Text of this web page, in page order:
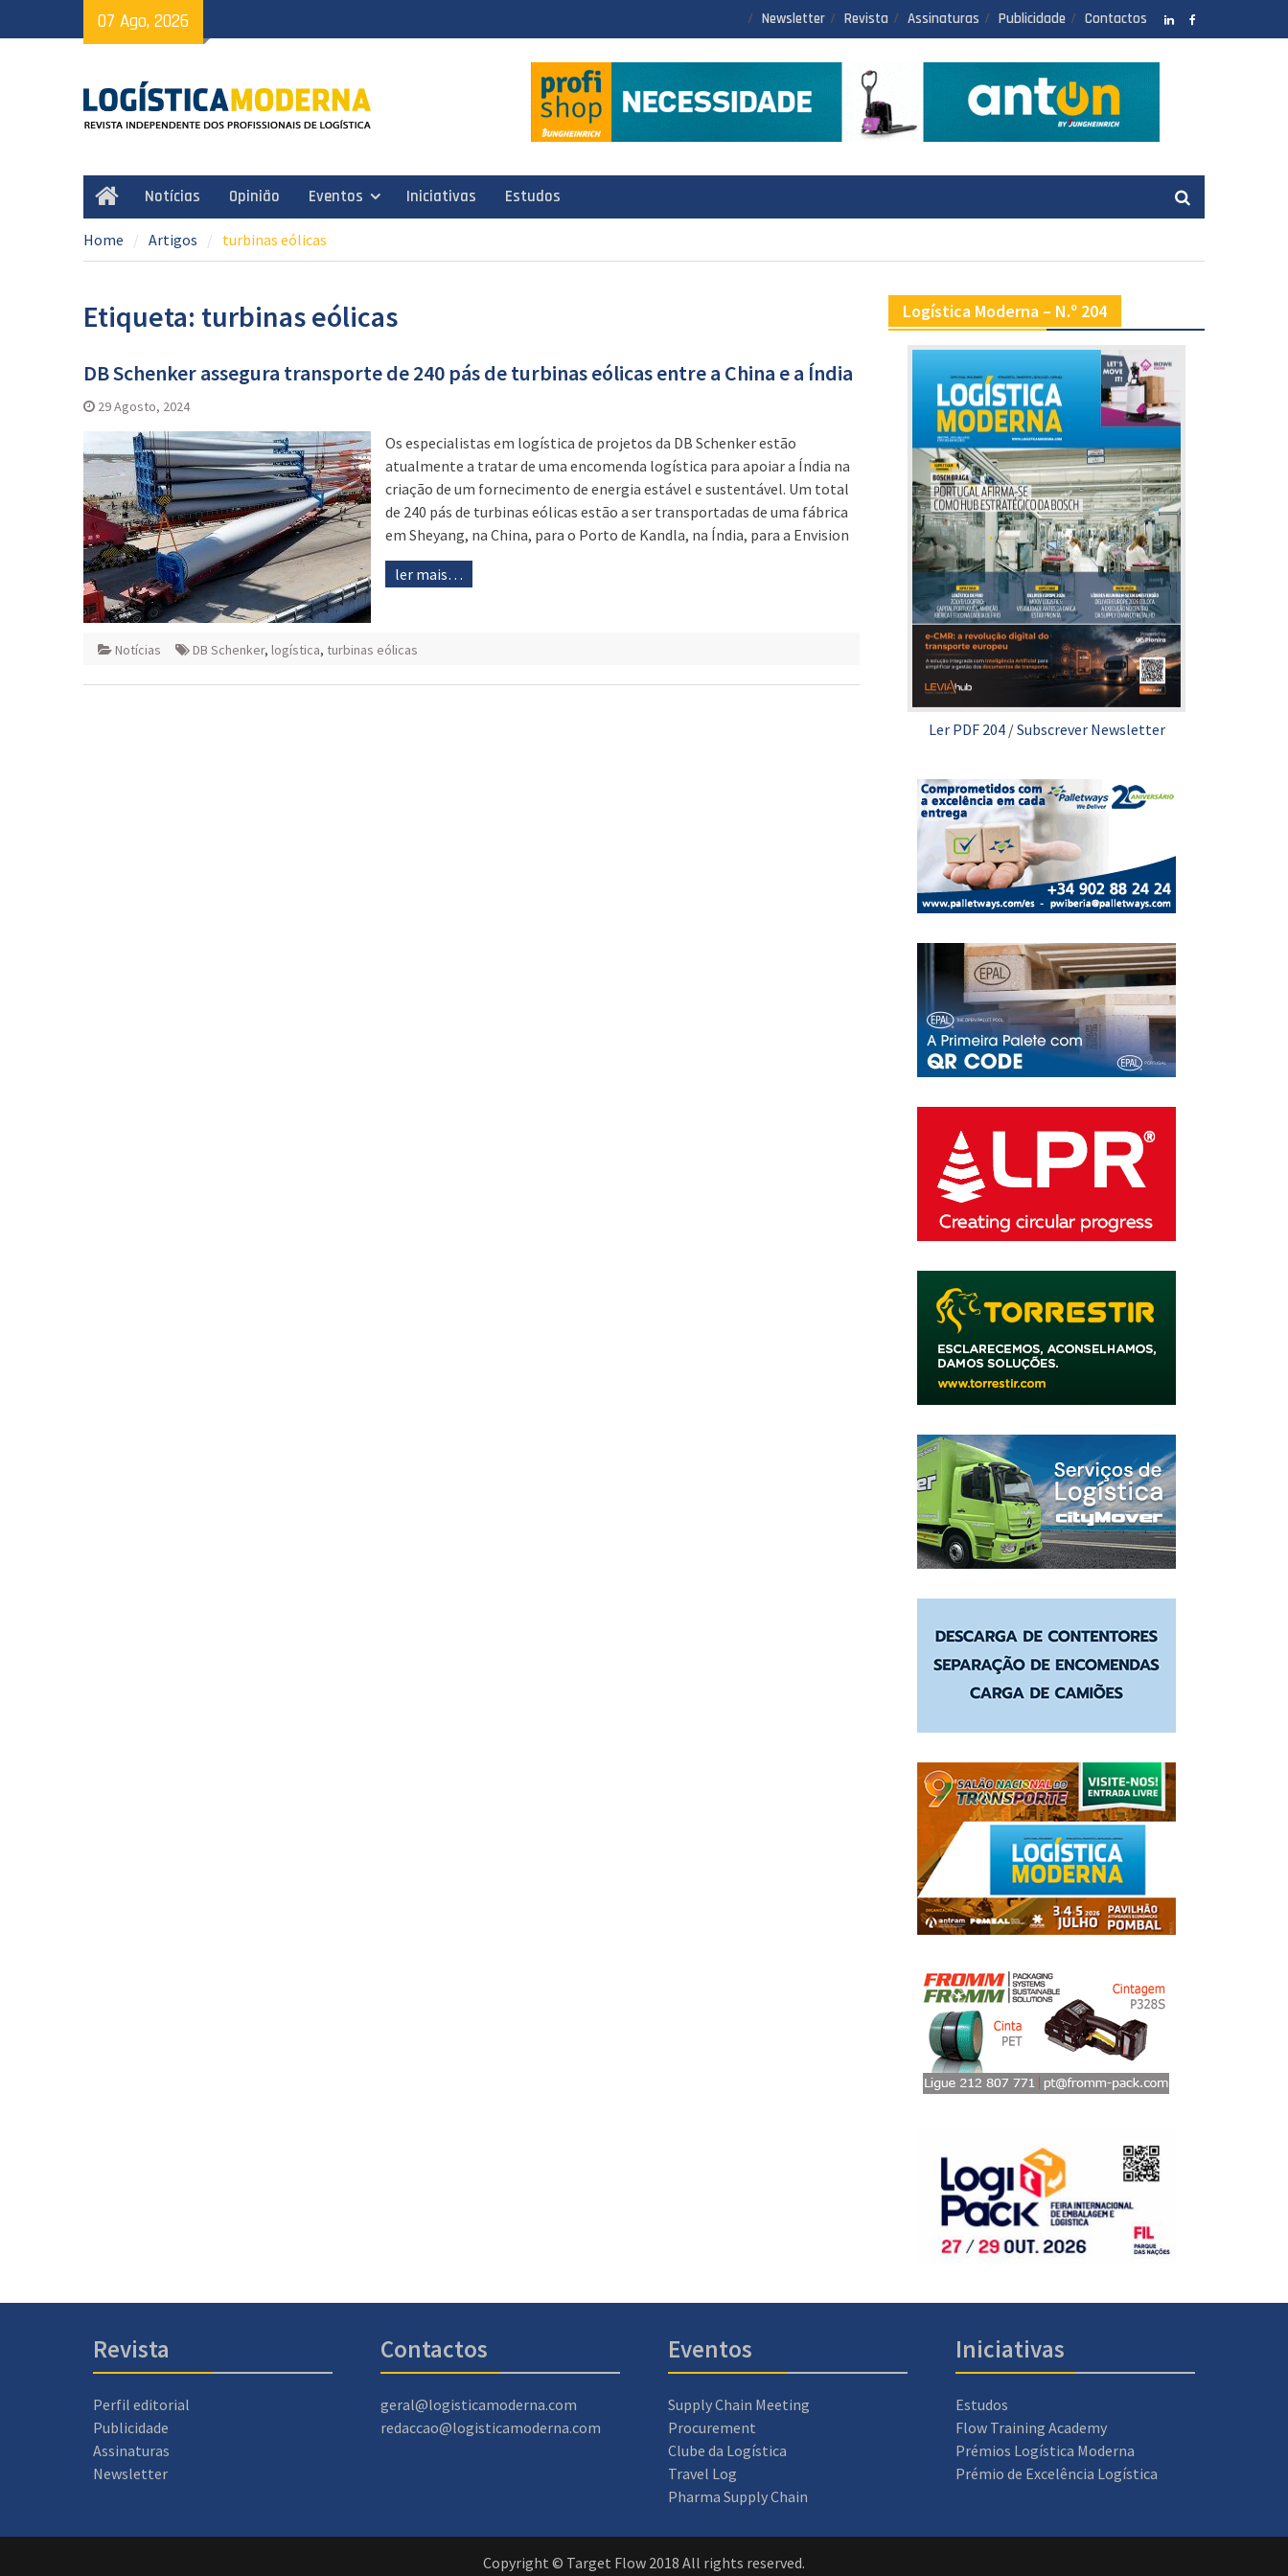
to
07 Ago, 2026 Newsletter Revista Assinaturas Publicidade Contactos
HomeNotícias Opinião Eventos Iniciativas Estudos
Home Artigos turbinas eólicas
Etiqueta: turbinas eólicas
DB Schenker assegura transporte de 240 pás de turbinas eólicas entre a China e a Índia
29 Agosto, 2024
Os especialistas em logística de projetos da DB Schenker estão
atualmente a tratar de uma encomenda logística para apoiar a Índia na
criação de um fornecimento de energia estável e sustentável. Um total
de 240 pás de turbinas eólicas estão a ser transportadas de uma fábrica
em Sheyang, na China, para o Porto de Kandla, na Índia, para a Envision
ler mais…
Notícias DB Schenker, logística, turbinas eólicas
Logística Moderna – N.º 204
Ler PDF 204/Subscrever Newsletter
Revista
Perfil editorial
Publicidade
Assinaturas
Newsletter
Contactos
geral@logisticamoderna.com
redaccao@logisticamoderna.com
Eventos
Supply Chain Meeting
Procurement
Clube da Logística
Travel Log
Pharma Supply Chain
Iniciativas
Estudos
Flow Training Academy
Prémios Logística Moderna
Prémio de Excelência Logística
Copyright © Target Flow 2018 All rights reserved.